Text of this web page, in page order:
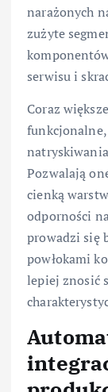
narażonych
zużyte
serwisu i
Coraz
funkcjonalne,
Pozwalają
cienką
odporności
prowadzi się
powłokami
lepiej znosić